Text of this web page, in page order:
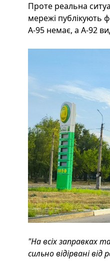
Проте реальна
мережі публікують
А-95 немає, а А-92
"На всіх заправках
сильно відірвані